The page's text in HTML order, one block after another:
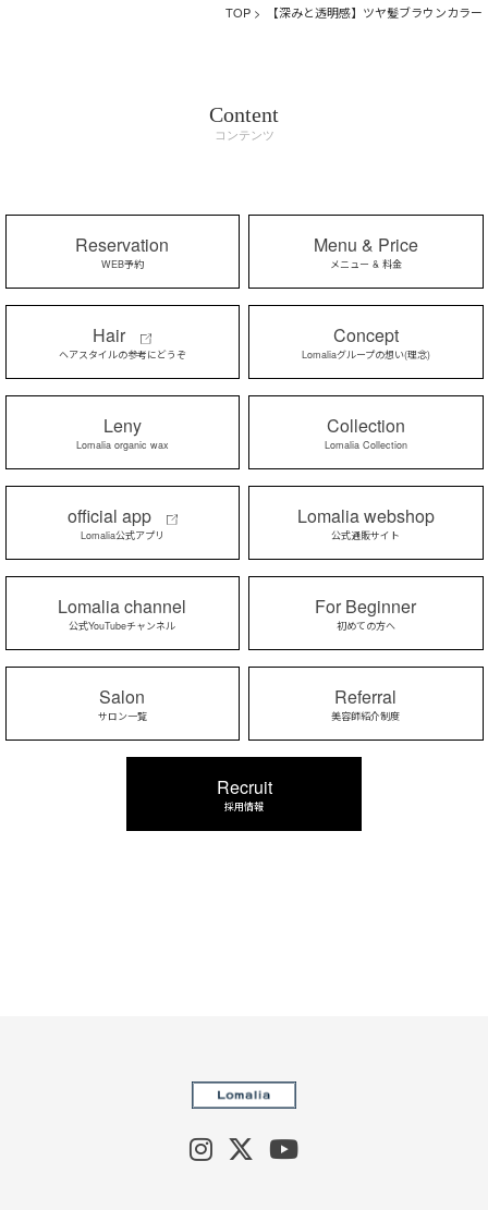
TOP > 【深みと透明感】ツヤ髪ブラウンカラー
Content
コンテンツ
Reservation
WEB予約
Menu & Price
メニュー & 料金
Hair
ヘアスタイルの参考にどうぞ
Concept
Lomaliaグループの想い(理念)
Leny
Lomalia organic wax
Collection
Lomalia Collection
official app
Lomalia公式アプリ
Lomalia webshop
公式通販サイト
Lomalia channel
公式YouTubeチャンネル
For Beginner
初めての方へ
Salon
サロン一覧
Referral
美容師紹介制度
Recruit
採用情報